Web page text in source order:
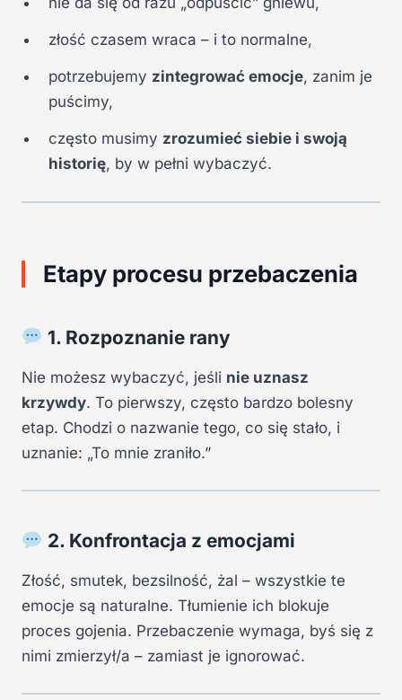
złość czasem wraca – i to normalne,
potrzebujemy zintegrować emocje, zanim je
puścimy,
często musimy zrozumieć siebie i swoją
historię, by w pełni wybaczyć.
Etapy procesu przebaczenia
1. Rozpoznanie rany
Nie możesz wybaczyć, jeśli nie uznasz
krzywdy. To pierwszy, często bardzo bolesny
etap. Chodzi o nazwanie tego, co się stało, i
uznanie: „To mnie zraniło.”
2. Konfrontacja z emocjami
Złość, smutek, bezsilność, żal – wszystkie te
emocje są naturalne. Tłumienie ich blokuje
proces gojenia. Przebaczenie wymaga, byś się z
nimi zmierzył/a – zamiast je ignorować.